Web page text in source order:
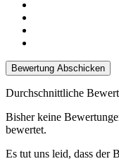
Bewertung Abschicken
Durchschnittliche
Bisher keine
bewertet.
Es tut uns leid, dass der